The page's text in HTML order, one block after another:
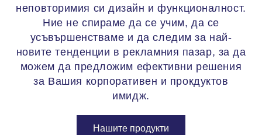
неповторимия си дизайн и функционалност.
Ние не спираме да се учим, да се
усъвършенстваме и да следим за най-
новите тенденции в рекламния пазар, за да
можем да предложим ефективни решения
за Вашия корпоративен и прокдуктов
имидж.
Нашите продукти